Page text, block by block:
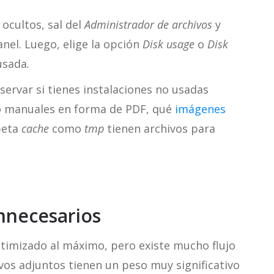
ocultos, sal delAdministrador de archivos y
Luego, elige la opción Disk usage o Disk
.
si tienes instalaciones no usadas
en forma de PDF, qué imágenes
cache como tmp tienen archivos para
al máximo, pero existe mucho flujo
adjuntos tienen un peso muy significativo